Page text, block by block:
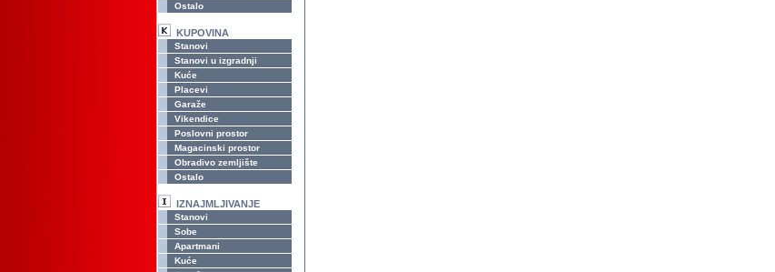
Ostalo
KUPOVINA
Stanovi
Stanovi u izgradnji
Kuće
Placevi
Garaže
Vikendice
Poslovni prostor
Magacinski prostor
Obradivo zemljište
Ostalo
IZNAJMLJIVANJE
Stanovi
Sobe
Apartmani
Kuće